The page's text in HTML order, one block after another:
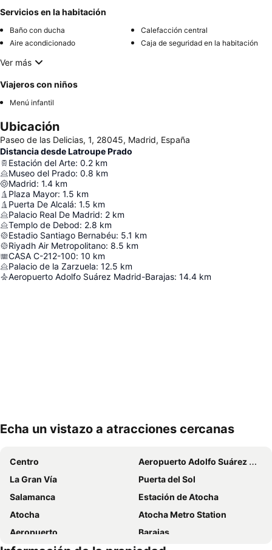
Servicios en la habitación
Baño con ducha
Calefacción central
Aire acondicionado
Caja de seguridad en la habitación
Ver más
Viajeros con niños
Menú infantil
Ubicación
Paseo de las Delicias, 1, 28045, Madrid, España
Distancia desde Latroupe Prado
Estación del Arte: 0.2 km
Museo del Prado: 0.8 km
Madrid: 1.4 km
Plaza Mayor: 1.5 km
Puerta De Alcalá: 1.5 km
Palacio Real De Madrid: 2 km
Templo de Debod: 2.8 km
Estadio Santiago Bernabéu: 5.1 km
Riyadh Air Metropolitano: 8.5 km
CASA C-212-100: 10 km
Palacio de la Zarzuela: 12.5 km
Aeropuerto Adolfo Suárez Madrid-Barajas: 14.4 km
Echa un vistazo a atracciones cercanas
Centro
Aeropuerto Adolfo Suárez Madrid–Barajas
La Gran Vía
Puerta del Sol
Salamanca
Estación de Atocha
Atocha
Atocha Metro Station
Aeropuerto
Barajas